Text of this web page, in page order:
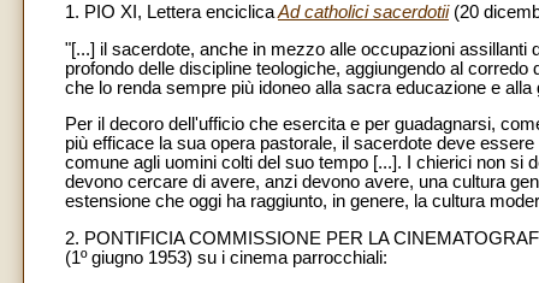
1. PIO XI, Lettera enciclicaAd catholici sacerdotii(20
"[...] il sacerdote, anche in mezzo alle occupazioni
profondo delle discipline teologiche, aggiungendo al
che lo renda sempre più idoneo alla sacra educazione e alla
Per il decoro dell'ufficio che esercita e per guadagnarsi,
più efficace la sua opera pastorale, il sacerdote deve
comune agli uomini colti del suo tempo [...]. I chierici non si
devono cercare di avere, anzi devono avere, una cultura
estensione che oggi ha raggiunto, in genere, la cultura
2. PONTIFICIA COMMISSIONE PER LA
(1º giugno 1953) su i cinema parrocchiali: